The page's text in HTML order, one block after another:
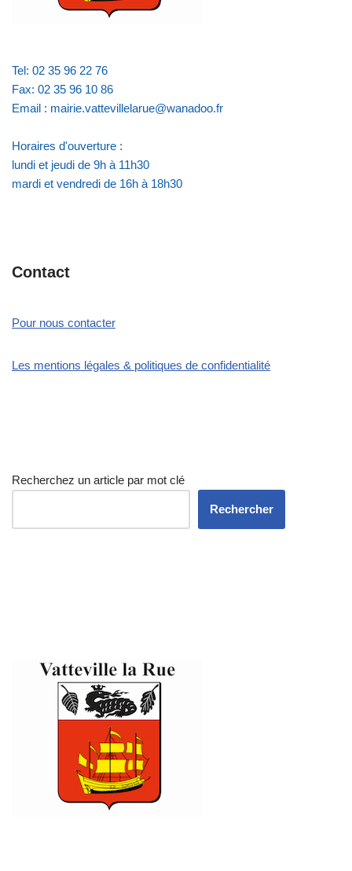
Tel: 02 35 96 22 76
Fax: 02 35 96 10 86
Email : mairie.vattevillelarue@wanadoo.fr
Horaires d'ouverture :
lundi et jeudi de 9h à 11h30
mardi et vendredi de 16h à 18h30
Contact
Pour nous contacter
Les mentions légales & politiques de confidentialité
Recherchez un article par mot clé
Rechercher